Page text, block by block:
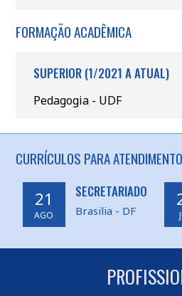
FORMAÇÃO ACADÊMICA
SUPERIOR (1/2021 A ATUAL)
Pedagogia - UDF
CURRÍCULOS PARA
21
AGO
SECRETARIADO
Brasilia - DF